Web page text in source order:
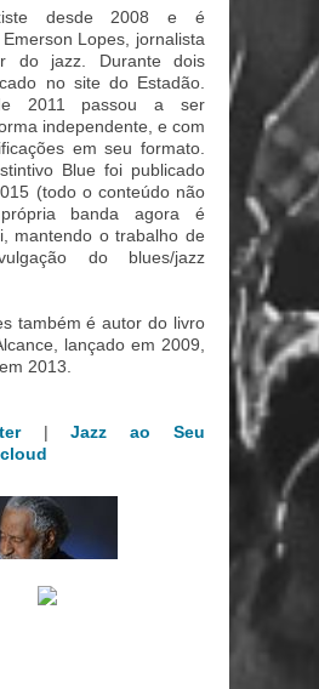
desde 2008 e é
Lopes, jornalista
do jazz. Durante dois
no site do Estadão.
2011 passou a ser
independente, e com
em seu formato.
Blue foi publicado
(todo o conteúdo não
banda agora é
mantendo o trabalho de
do blues/jazz
também é autor do livro
lançado em 2009,
2013.
|Jazz ao Seu